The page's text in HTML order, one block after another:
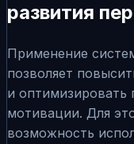
развития
Применение
позволяет
и оптимизировать
мотивации. Для
возможность